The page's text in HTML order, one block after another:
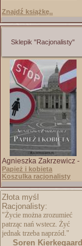
Znajdź książkę..
Sklepik "Racjonalisty"
Agnieszka Zakrzewicz -
Papież i kobieta
Koszulka racjonalisty
Złota myśl
Racjonalisty:
"Życie można zrozumieć
patrząc nań wstecz. Żyć
jednak trzeba naprzód."
Soren Kierkegaard